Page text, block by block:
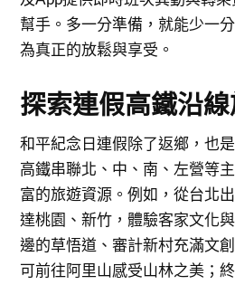
幫手。多一分準備，就能少一
為真正的放鬆與享受。
探索連假高鐵沿
和平紀念日連假除了返鄉，也
高鐵串聯北、中、南、左營等
富的旅遊資源。例如，從台北
達桃園、新竹，體驗客家文化
邊的草悟道、審計新村充滿文
可前往阿里山感受山林之美；